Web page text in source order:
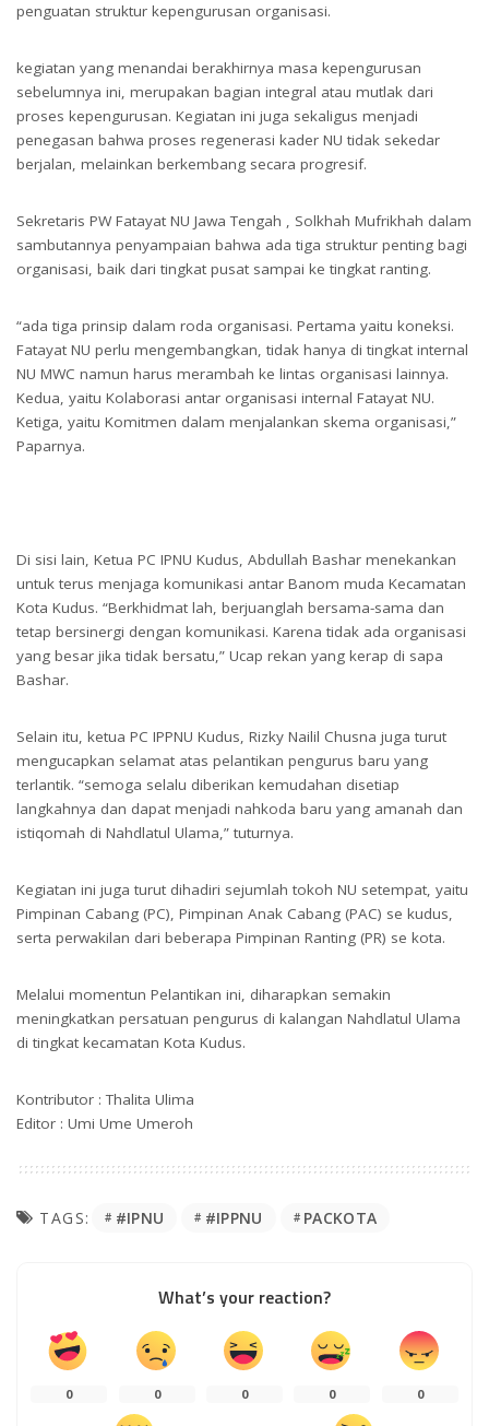
penguatan struktur kepengurusan organisasi.
kegiatan yang menandai berakhirnya masa kepengurusan
sebelumnya ini, merupakan bagian integral atau mutlak dari
proses kepengurusan. Kegiatan ini juga sekaligus menjadi
penegasan bahwa proses regenerasi kader NU tidak sekedar
berjalan, melainkan berkembang secara progresif.
Sekretaris PW Fatayat NU Jawa Tengah , Solkhah Mufrikhah dalam
sambutannya penyampaian bahwa ada tiga struktur penting bagi
organisasi, baik dari tingkat pusat sampai ke tingkat ranting.
“ada tiga prinsip dalam roda organisasi. Pertama yaitu koneksi.
Fatayat NU perlu mengembangkan, tidak hanya di tingkat internal
NU MWC namun harus merambah ke lintas organisasi lainnya.
Kedua, yaitu Kolaborasi antar organisasi internal Fatayat NU.
Ketiga, yaitu Komitmen dalam menjalankan skema organisasi,”
Paparnya.
Di sisi lain, Ketua PC IPNU Kudus, Abdullah Bashar menekankan
untuk terus menjaga komunikasi antar Banom muda Kecamatan
Kota Kudus. “Berkhidmat lah, berjuanglah bersama-sama dan
tetap bersinergi dengan komunikasi. Karena tidak ada organisasi
yang besar jika tidak bersatu,” Ucap rekan yang kerap di sapa
Bashar.
Selain itu, ketua PC IPPNU Kudus, Rizky Nailil Chusna juga turut
mengucapkan selamat atas pelantikan pengurus baru yang
terlantik. “semoga selalu diberikan kemudahan disetiap
langkahnya dan dapat menjadi nahkoda baru yang amanah dan
istiqomah di Nahdlatul Ulama,” tuturnya.
Kegiatan ini juga turut dihadiri sejumlah tokoh NU setempat, yaitu
Pimpinan Cabang (PC), Pimpinan Anak Cabang (PAC) se kudus,
serta perwakilan dari beberapa Pimpinan Ranting (PR) se kota.
Melalui momentun Pelantikan ini, diharapkan semakin
meningkatkan persatuan pengurus di kalangan Nahdlatul Ulama
di tingkat kecamatan Kota Kudus.
Kontributor : Thalita Ulima
Editor : Umi Ume Umeroh
TAGS: #IPNU #IPPNU PACKOTA
What’s your reaction?
0 0 0 0 0